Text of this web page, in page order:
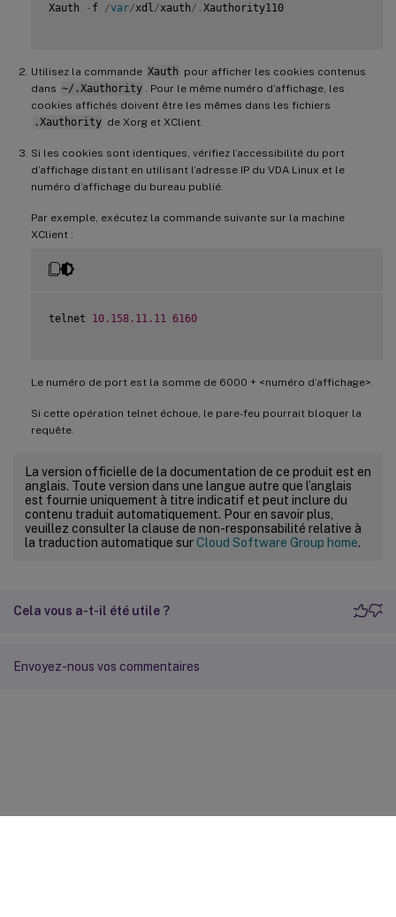
Xauth - f /var/xdl /xauth/ . Xauthority110
Utilisez la commande Xauth pour afficher les cookies contenus
dans ~/.Xauthority
. Pour le même numéro d’affichage, les
cookies affichés doivent être les mêmes dans les fichiers
.Xauthority de Xorg et XClient.
Si les cookies sont identiques, vérifiez l’accessibilité du port
d’affichage distant en utilisant l’adresse IP du VDA Linux et le
numéro d’affichage du bureau publié.
Par exemple, exécutez la commande suivante sur la machine
XClient :
telnet 10.158 .11 .11 6160
Le numéro de port est la somme de 6000 + <numéro d’affichage>.
Si cette opération telnet échoue, le pare-feu pourrait bloquer la
requête.
La version officielle de la documentation de ce produit est en
anglais. Toute version dans une langue autre que l’anglais
est fournie uniquement à titre indicatif et peut inclure du
contenu traduit automatiquement. Pour en savoir plus,
veuillez consulter la clause de non-responsabilité relative à
la traduction automatique surCloud Software Group home.
Cela vous a-t-il été utile ?
Envoyez-nous vos commentaires